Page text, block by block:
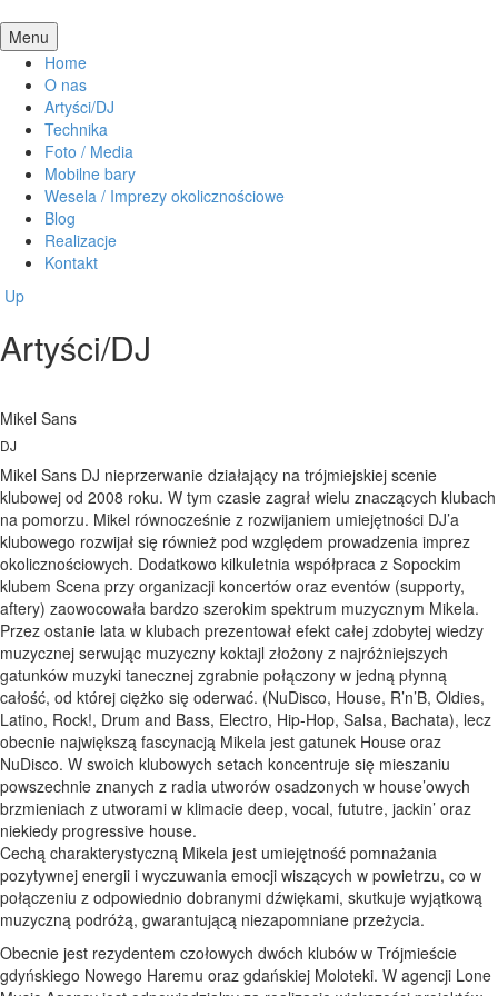
Menu
Home
O nas
Artyści/DJ
Technika
Foto / Media
Mobilne bary
Wesela / Imprezy okolicznościowe
Blog
Realizacje
Kontakt
Up
Artyści/DJ
Mikel Sans
DJ
Mikel Sans DJ nieprzerwanie działający na trójmiejskiej scenie
klubowej od 2008 roku. W tym czasie zagrał wielu znaczących klubach
na pomorzu. Mikel równocześnie z rozwijaniem umiejętności DJ’a
klubowego rozwijał się również pod względem prowadzenia imprez
okolicznościowych. Dodatkowo kilkuletnia współpraca z Sopockim
klubem Scena przy organizacji koncertów oraz eventów (supporty,
aftery) zaowocowała bardzo szerokim spektrum muzycznym Mikela.
Przez ostanie lata w klubach prezentował efekt całej zdobytej wiedzy
muzycznej serwując muzyczny koktajl złożony z najróżniejszych
gatunków muzyki tanecznej zgrabnie połączony w jedną płynną
całość, od której ciężko się oderwać. (NuDisco, House, R’n’B, Oldies,
Latino, Rock!, Drum and Bass, Electro, Hip-Hop, Salsa, Bachata), lecz
obecnie największą fascynacją Mikela jest gatunek House oraz
NuDisco. W swoich klubowych setach koncentruje się mieszaniu
powszechnie znanych z radia utworów osadzonych w house’owych
brzmieniach z utworami w klimacie deep, vocal, fututre, jackin’ oraz
niekiedy progressive house.
Cechą charakterystyczną Mikela jest umiejętność pomnażania
pozytywnej energii i wyczuwania emocji wiszących w powietrzu, co w
połączeniu z odpowiednio dobranymi dźwiękami, skutkuje wyjątkową
muzyczną podróżą, gwarantującą niezapomniane przeżycia.
Obecnie jest rezydentem czołowych dwóch klubów w Trójmieście
gdyńskiego Nowego Haremu oraz gdańskiej Moloteki. W agencji Lone